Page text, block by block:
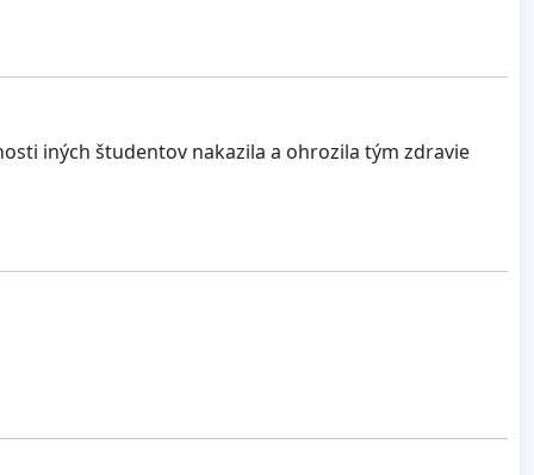
iných študentov nakazila a ohrozila tým zdravie